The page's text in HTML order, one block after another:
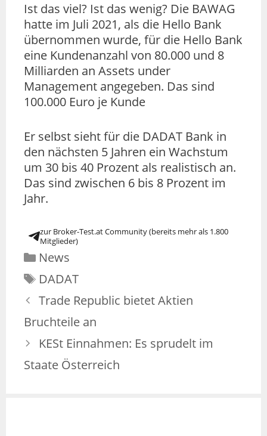
Ist das viel? Ist das wenig? Die BAWAG
hatte im Juli 2021, als die Hello Bank
übernommen wurde, für die Hello Bank
eine Kundenanzahl von 80.000 und 8
Milliarden an Assets under
Management angegeben. Das sind
100.000 Euro je Kunde
Er selbst sieht für die DADAT Bank in
den nächsten 5 Jahren ein Wachstum
um 30 bis 40 Prozent als realistisch an.
Das sind zwischen 6 bis 8 Prozent im
Jahr.
zur Broker-Test.at Community (bereits mehr als 1.800
Mitglieder)
News
DADAT
Trade Republic bietet Aktien
Bruchteile an
KESt Einnahmen: Es sprudelt im
Staate Österreich